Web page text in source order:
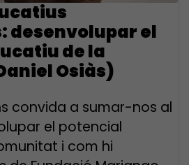
desenvolupar el
de la
Osiàs)
convida a sumar-nos al
el potencial
i com hi